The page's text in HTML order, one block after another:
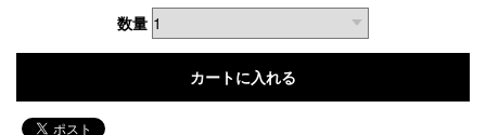
数量